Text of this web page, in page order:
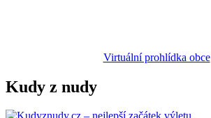
Virtuální prohlídka obce
Kudy z nudy